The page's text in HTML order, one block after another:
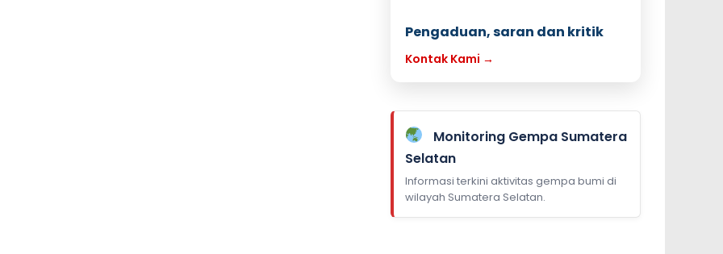
Pengaduan, saran dan kritik
Kontak Kami →
Monitoring Gempa Sumatera
Selatan
Informasi terkini aktivitas gempa bumi di
wilayah Sumatera Selatan.